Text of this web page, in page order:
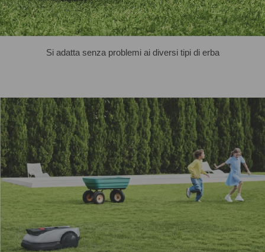
Si adatta senza problemi ai diversi tipi di erba